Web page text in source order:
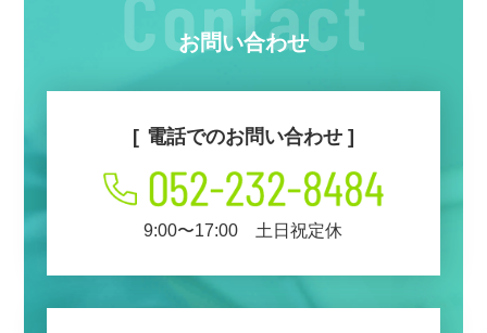
お問い合わせ
電話でのお問い合わせ
9:00〜17:00 土日祝定休